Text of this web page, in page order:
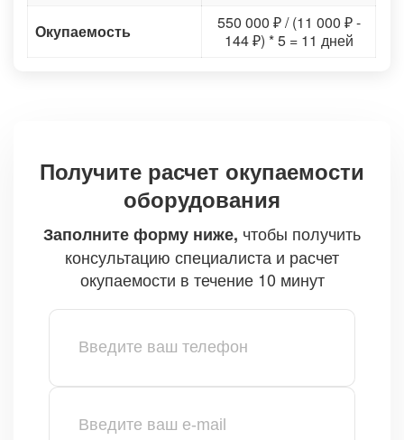
Окупаемость
550 000 ₽ / (11 000 ₽ -
144 ₽) * 5 = 11 дней
Получите расчет окупаемости
оборудования
Заполните форму ниже, чтобы получить
консультацию специалиста и расчет
окупаемости в течение 10 минут